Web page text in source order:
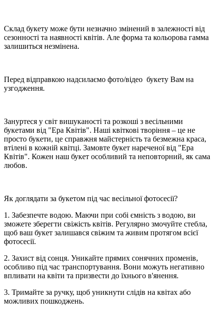
Склад букету може бути незначно змінений в залежності від
сезонності та наявності квітів. Але форма та кольорова гамма
залишиться незмінена.
Перед відправкою надсилаємо фото/відео букету Вам на
узгодження.
Зануртеся у світ вишуканості та розкоші з весільними
букетами від "Ера Квітів". Наші квіткові творіння – це не
просто букети, це справжня майстерність та безмежна краса,
втілені в кожній квітці. Замовте букет нареченої від "Ера
Квітів". Кожен наш букет особливий та неповторний, як сама
любов.
Як доглядати за букетом під час весільної фотосесії?
1. Забезпечте водою. Маючи при собі ємність з водою, ви
зможете зберегти свіжість квітів. Регулярно змочуйте стебла,
щоб ваш букет залишався свіжим та живим протягом всієї
фотосесії.
2. Захист від сонця. Уникайте прямих сонячних променів,
особливо під час транспортування. Вони можуть негативно
впливати на квіти та призвести до їхнього в'янення.
3. Тримайте за ручку, щоб уникнути слідів на квітах або
можливих пошкоджень.